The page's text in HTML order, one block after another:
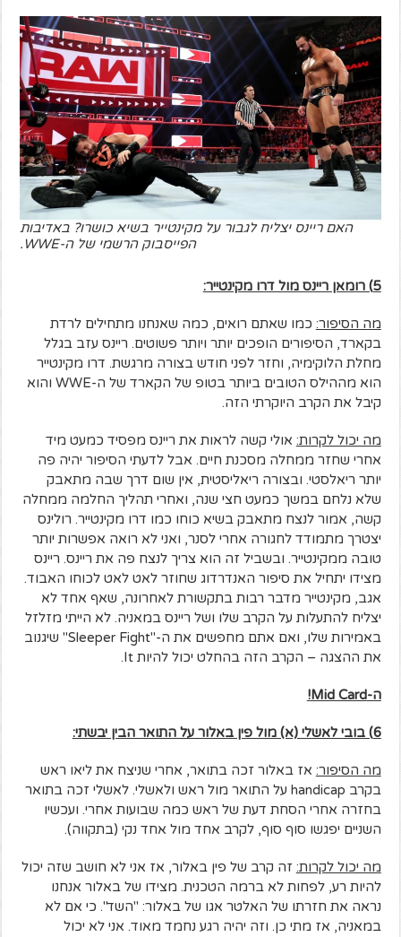
האם ריינס יצליח לגבור על מקינטייר בשיא כושרו? באדיבות
הפייסבוק הרשמי של ה-WWE.
5) רומאן ריינס מול דרו מקינטייר:
מה הסיפור: כמו שאתם רואים, כמה שאנחנו מתחילים לרדת
בקארד, הסיפורים הופכים יותר ויותר פשוטים. ריינס עזב בגלל
מחלת הלוקימיה, וחזר לפני חודש בצורה מרגשת. דרו מקינטייר
הוא מההילס הטובים ביותר בטופ של הקארד של ה-WWE והוא
קיבל את הקרב היוקרתי הזה.
מה יכול לקרות: אולי קשה לראות את ריינס מפסיד כמעט מיד
אחרי שחזר ממחלה מסכנת חיים. אבל לדעתי הסיפור יהיה פה
יותר ריאלסטי. ובצורה ריאליסטית, אין שום דרך שבה מתאבק
שלא נלחם במשך כמעט חצי שנה, ואחרי תהליך החלמה ממחלה
קשה, אמור לנצח מתאבק בשיא כוחו כמו דרו מקינטייר. רולינס
יצטרך מתמודד לחגורה אחרי לסנר, ואני לא רואה אפשרות יותר
טובה ממקינטייר. ובשביל זה הוא צריך לנצח פה את ריינס. ריינס
מצידו יתחיל את סיפור האנדרדוג שחוזר לאט לאט לכוחו האבוד.
אגב, מקינטייר מדבר רבות בתקשורת לאחרונה, שאף אחד לא
יצליח להתעלות על הקרב שלו ושל ריינס במאניה. לא הייתי מזלזל
באמירות שלו, ואם אתם מחפשים את ה-"Sleeper Fight" שיגנוב
את ההצגה – הקרב הזה בהחלט יכול להיות It.
ה-Mid Card
!
6) בובי לאשלי (א) מול פין באלור על התואר הבין יבשתי:
מה הסיפור: אז באלור זכה בתואר, אחרי שניצח את ליאו ראש
בקרב handicap על התואר מול ראש ולאשלי. לאשלי זכה בתואר
בחזרה אחרי הסחת דעת של ראש כמה שבועות אחרי. ועכשיו
השניים יפגשו סוף סוף, לקרב אחד מול אחד נקי (בתקווה).
מה יכול לקרות: זה קרב של פין באלור, אז אני לא חושב שזה יכול
להיות רע, לפחות לא ברמה הטכנית. מצידו של באלור אנחנו
נראה את חזרתו של האלטר אגו של באלור: "השד". כי אם לא
במאניה, אז מתי כן. וזה יהיה רגע נחמד מאוד. אני לא יכול